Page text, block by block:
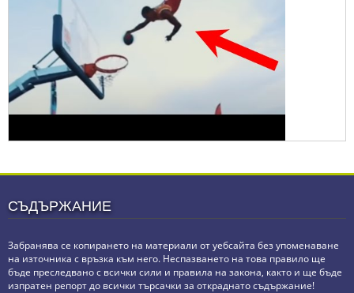
СЪДЪРЖАНИЕ
Забранява се копирането на материали от уебсайта без упоменаване
на източника с връзка към него. Неспазването на това правило ще
бъде преследвано с всички сили и правила на закона, както и ще бъде
изпратен репорт до всички търсачки за откраднато съдържание!